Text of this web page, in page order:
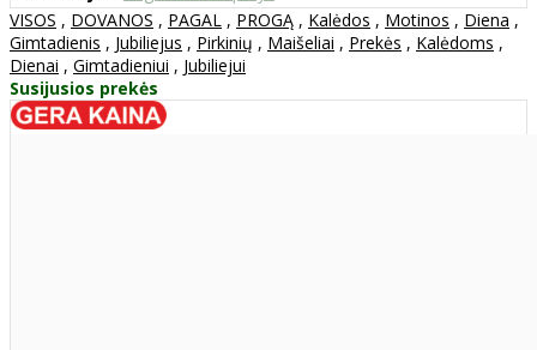
VISOS , DOVANOS , PAGAL , PROGĄ , Kalėdos , Motinos , Diena ,
Gimtadienis , Jubiliejus , Pirkinių , Maišeliai , Prekės , Kalėdoms ,
Dienai , Gimtadieniui , Jubiliejui
Susijusios prekės